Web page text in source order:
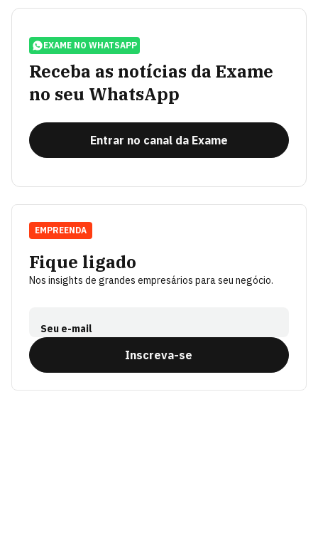
EXAME NO WHATSAPP
Receba as notícias da Exame
no seu WhatsApp
Entrar no canal da Exame
Fique ligado
Nos insights de grandes empresários para seu negócio.
Seu e-mail
Inscreva-se
EMPREENDA